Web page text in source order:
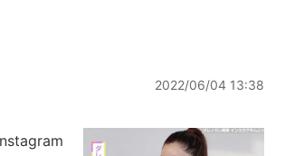
2022/06/04 13:38